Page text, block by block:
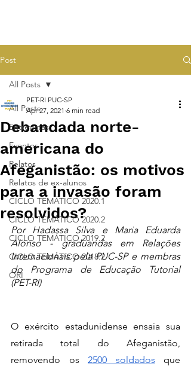
Post
All Posts
Entrevistas
Eventos
Relatos
Relatos de ex-alunos
CICLO TEMÁTICO 2020.1
CICLO TEMÁTICO 2020.2
CICLO TEMÁTICO 2019.2
CICLO TEMÁTICO 2018.2
ORI
All Posts
Debandada norte-
americana do
Afeganistão: os motivos
para a invasão foram
resolvidos?
PET-RI PUC-SP
Apr 27, 2021 6 min read
Por Hadassa Silva e Maria Eduarda
Alonso - graduandas em Relações
Internacionais pela PUC-SP e membras
do Programa de Educação Tutorial
(PET-RI)
O exército estadunidense ensaia sua
retirada total do Afeganistão,
removendo os 2500 soldados que